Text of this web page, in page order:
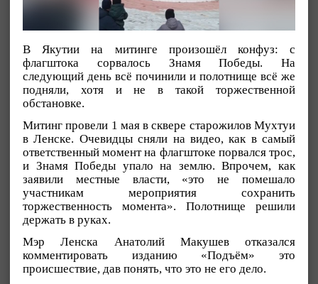
В Якутии на митинге произошёл конфуз: с
флагштока сорвалось Знамя Победы. На
следующий день всё починили и полотнище всё же
подняли, хотя и не в такой торжественной
обстановке.
Митинг провели 1 мая в сквере старожилов Мухтуи
в Ленске. Очевидцы сняли на видео, как в самый
ответственный момент на флагштоке порвался трос,
и Знамя Победы упало на землю. Впрочем, как
заявили местные власти, «это не помешало
участникам мероприятия сохранить
торжественность момента». Полотнище решили
держать в руках.
Мэр Ленска Анатолий Макушев отказался
комментировать изданию «Подъём» это
происшествие, дав понять, что это не его дело.